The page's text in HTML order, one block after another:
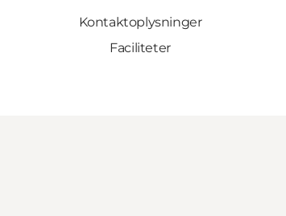
Kontaktoplysninger
Faciliteter